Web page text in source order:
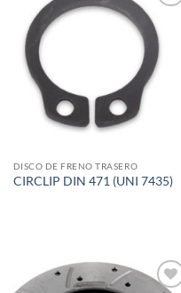
Add to
wishlist
DISCO DE FRENO TRASERO
CIRCLIP DIN 471 (UNI 7435)